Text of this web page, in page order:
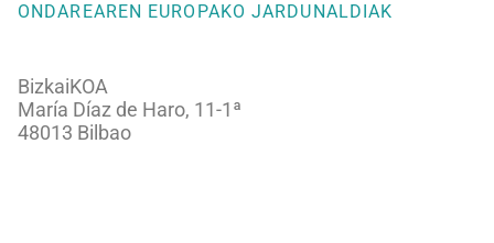
ONDAREAREN EUROPAKO JARDUNALDIAK
BizkaiKOA
María Díaz de Haro, 11-1ª
48013 Bilbao